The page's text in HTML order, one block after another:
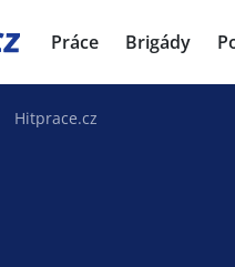
Práce Brigády
Hitprace.cz